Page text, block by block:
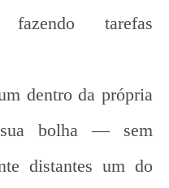
fazendo tarefas
dentro da própria
bolha — sem
distantes um do